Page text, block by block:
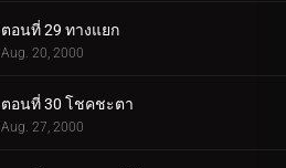
ตอนที่ 29 ทางแยก
Aug. 20, 2000
ตอนที่ 30 โชคชะตา
Aug. 27, 2000